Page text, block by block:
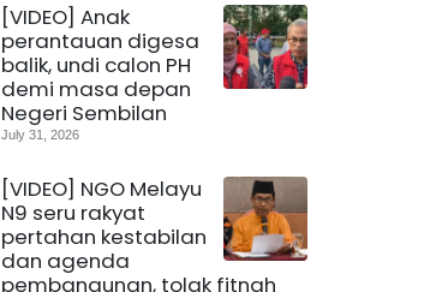
[VIDEO] Anak
perantauan digesa
balik, undi calon PH
demi masa depan
Negeri Sembilan
July 31, 2026
[VIDEO] NGO Melayu
N9 seru rakyat
pertahan kestabilan
dan agenda
pembangunan, tolak fitnah